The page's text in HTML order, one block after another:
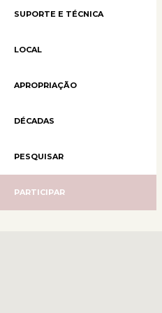
SUPORTE E TÉCNICA
LOCAL
APROPRIAÇÃO
DÉCADAS
PESQUISAR
PARTICIPAR